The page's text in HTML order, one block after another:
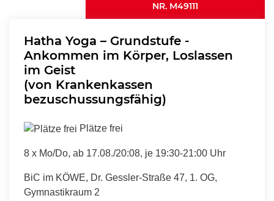
NR. M49111
Hatha Yoga – Grundstufe -
Ankommen im Körper, Loslassen
im Geist
(von Krankenkassen
bezuschussungsfähig)
Plätze frei
8 x Mo/Do, ab 17.08./20:08, je 19:30-21:00 Uhr
BiC im KÖWE, Dr. Gessler-Straße 47, 1. OG,
Gymnastikraum 2